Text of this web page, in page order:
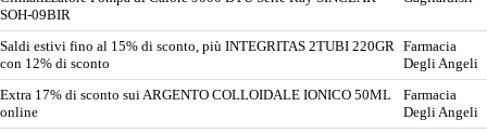
SOH-09BIR
Saldi estivi fino al 15% di sconto, più INTEGRITAS 2TUBI 220GR
con 12% di sconto
Farmacia
Degli Angeli
Extra 17% di sconto sui ARGENTO COLLOIDALE IONICO 50ML
online
Farmacia
Degli Angeli